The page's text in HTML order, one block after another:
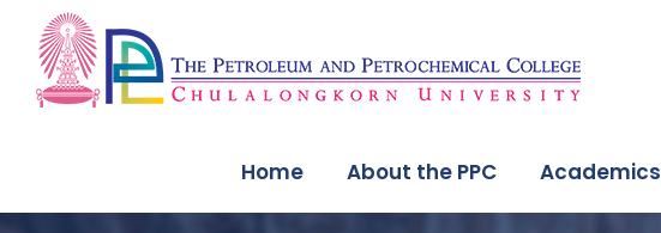
Home About the PPC Academics